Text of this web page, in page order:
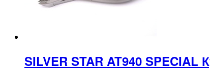
SILVER STAR AT940